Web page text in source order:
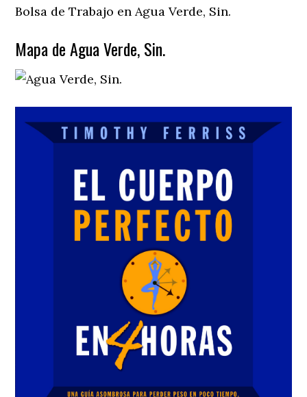
Bolsa de Trabajo en Agua Verde, Sin.
Mapa de Agua Verde, Sin.